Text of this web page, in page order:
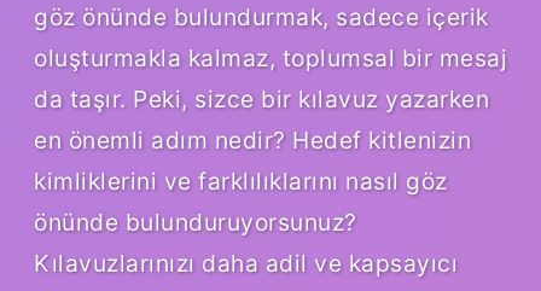
göz önünde bulundurmak, sadece içerik
oluşturmakla kalmaz, toplumsal bir mesaj
da taşır. Peki, sizce bir kılavuz yazarken
en önemli adım nedir? Hedef kitlenizin
kimliklerini ve farklılıklarını nasıl göz
önünde bulunduruyorsunuz?
Kılavuzlarınızı daha adil ve kapsayıcı